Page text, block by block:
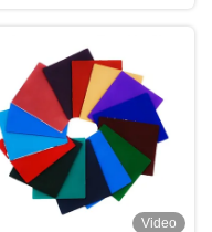
Video